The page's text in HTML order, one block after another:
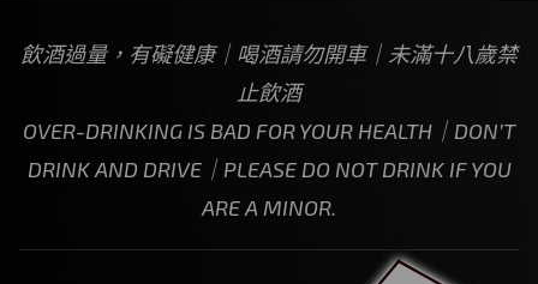
飲酒過量，有礙健康｜喝酒請勿開車｜未滿十八歲禁
止飲酒
OVER-DRINKING IS BAD FOR YOUR HEALTH｜DON’T
DRINK AND DRIVE｜PLEASE DO NOT DRINK IF YOU
ARE A MINOR.